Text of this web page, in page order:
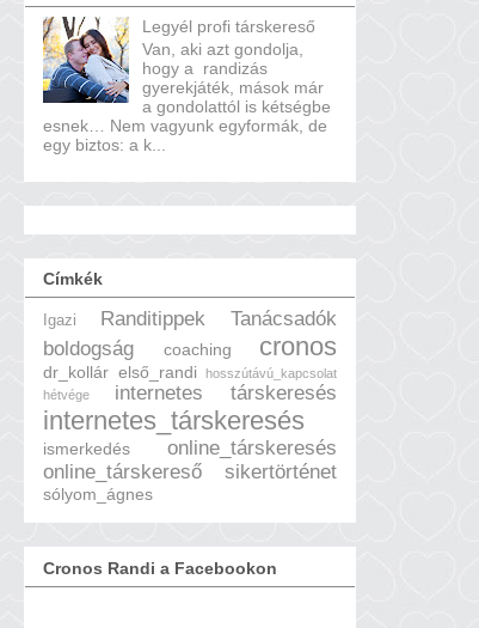
Legyél profi társkereső
Van, aki azt gondolja,
hogy a randizás
gyerekjáték, mások már
a gondolattól is kétségbe
esnek… Nem vagyunk egyformák, de
egy biztos: a k...
Címkék
Igazi Randitippek
Tanácsadók
boldogság
coaching cronos
dr_kollár első_randi
hosszútávú_kapcsolat
hétvége
internetes társkeresés
internetes_társkeresés
ismerkedés
online_társkeresés
online_társkereső
sikertörténet
sólyom_ágnes
Cronos Randi a Facebookon